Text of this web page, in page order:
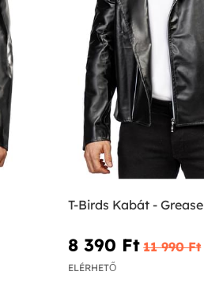
T-Birds Kabát - Grease
8 390 Ft‎ 11 990 Ft‎
ELÉRHETŐ